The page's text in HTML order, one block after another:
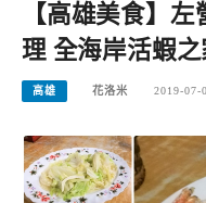
【高雄美食】
理 全海岸活蝦
高雄 花洛米 2019-07-